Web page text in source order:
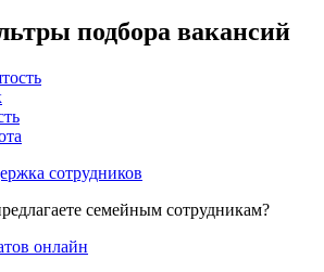
подбора вакансий
сотрудников
семейным сотрудникам?
онлайн